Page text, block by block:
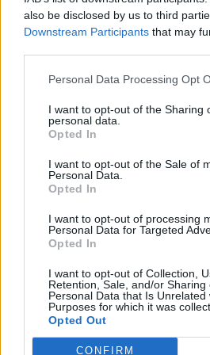
also be disclosed by us to third
Downstream Participants that may
Personal Data Processing Opt
I want to opt-out of the Sharing
personal data.
Opted In
I want to opt-out of the Sale of
Personal Data.
Opted In
I want to opt-out of processing
Personal Data for Targeted
Opted In
I want to opt-out of Collection,
Retention, Sale, and/or Sharing
Personal Data that Is Unrelated
Purposes for which it was
Opted Out
CONFIRM
enkelt taxa.
virksomheden, men nu er det
Rute- og turistfarten er solgt
Aalborg. Navnet Vebbestrup
ikke eksistere længere.
- Det er både vemodigt og
stå i spidsen for en
og med kørsel stort set 24
Jan Jakobsen.